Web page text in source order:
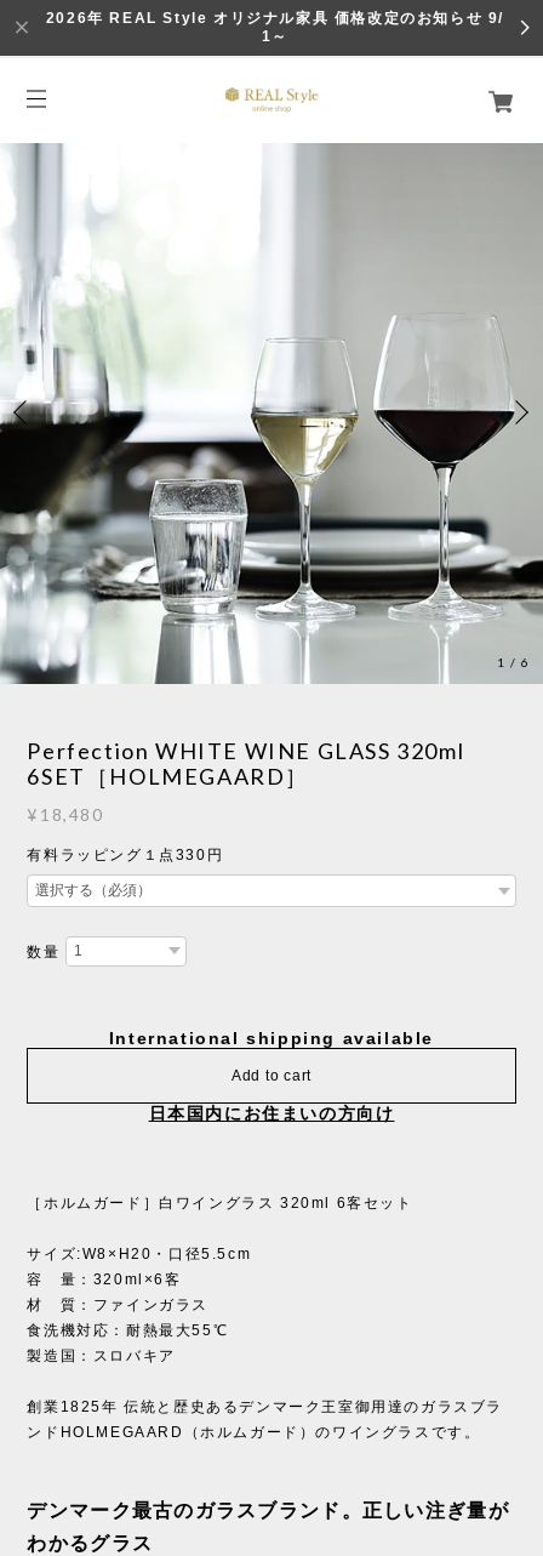
2026年 REAL Style オリジナル家具 価格改定のお知らせ 9/
1～
1 /6
Perfection WHITE WINE GLASS 320ml
6SET［HOLMEGAARD］
¥18,480
有料ラッピング１点330円
数量
International shipping available
Add to cart
日本国内にお住まいの方向け
［ホルムガード］白ワイングラス 320ml 6客セット
サイズ:W8×H20・口径5.5cm
容 量：320ml×6客
材 質：ファインガラス
食洗機対応：耐熱最大55℃
製造国：スロバキア
創業1825年 伝統と歴史あるデンマーク王室御用達のガラスブラ
ンドHOLMEGAARD（ホルムガード）のワイングラスです。
デンマーク最古のガラスブランド。正しい注ぎ量が
わかるグラス